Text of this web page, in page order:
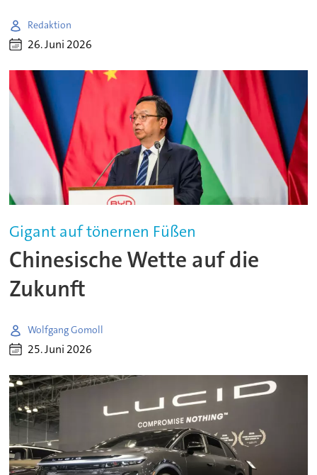
Redaktion
26. Juni 2026
Gigant auf tönernen Füßen
Chinesische Wette auf die
Zukunft
Wolfgang Gomoll
25. Juni 2026